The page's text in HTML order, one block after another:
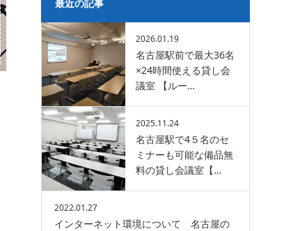
最近の記事
2026.01.19
名古屋駅前で最大36名
×24時間使える貸し会
議室 【ルー…
2025.11.24
名古屋駅で4５名のセ
ミナーも可能な備品無
料の貸し会議室【…
2022.01.27
インターネット環境について 名古屋の